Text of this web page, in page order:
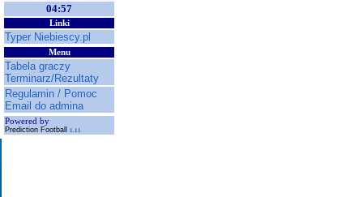
04:57
Linki
Typer Niebiescy.pl
Menu
Tabela graczy
Terminarz/Rezultaty
Regulamin / Pomoc
Email do admina
Powered by
Prediction Football 1.11